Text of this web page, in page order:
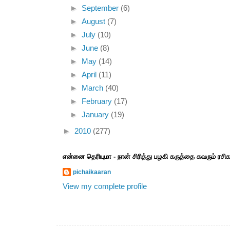
► September (6)
►August (7)
►July (10)
►June (8)
►
May (14)
►April (11)
►
March (40)
►
February (17)
►January (19)
► 2010 (277)
என்னை தெரியுமா - நான் சிரித்து பழகி கருத்தை கவரும்
pichaikaaran
View my complete profile